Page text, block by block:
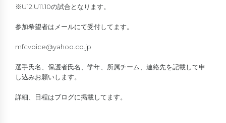
※U12.U11.10の試合となります。
参加希望者はメールにて受付してます。
mfcvoice@yahoo.co.jp
選手氏名、保護者氏名、学年、所属チーム、連絡先を記載して申
し込みお願いします。
詳細、日程はブログに掲載してます。